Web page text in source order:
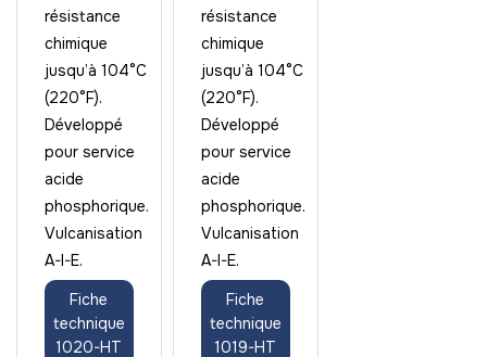
résistance
chimique
jusqu’à 104°C
(220°F).
Développé
pour service
acide
phosphorique.
Vulcanisation
A-I-E.
Fiche
technique
1020-HT
résistance
chimique
jusqu’à 104°C
(220°F).
Développé
pour service
acide
phosphorique.
Vulcanisation
A-I-E.
Fiche
technique
1019-HT